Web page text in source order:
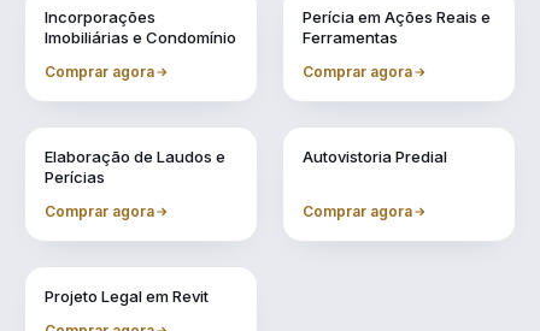
Incorporações
Imobiliárias e Condomínio
Comprar agora
Vol. 7
Perícia em Ações Reais e
Ferramentas
Comprar agora
Elaboração de Laudos e
Perícias
Comprar agora
Autovistoria Predial
Comprar agora
Projeto Legal em Revit